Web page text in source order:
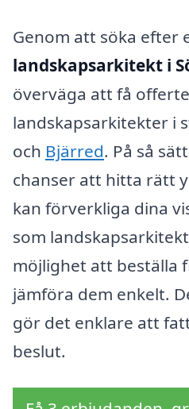
Genom att söka efter
landskapsarkitekt i
överväga att få
landskapsarkitekter i
och Bjärred. På så
chanser att hitta rätt
kan förverkliga dina
som
möjlighet att beställa
jämföra dem enkelt.
gör det enklare att
beslut.